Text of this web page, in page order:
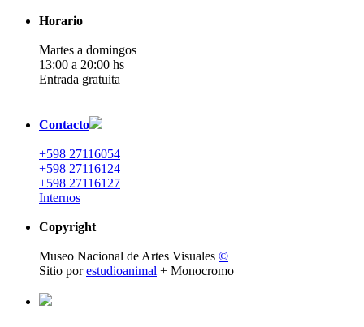
Horario
Martes a domingos
13:00 a 20:00 hs
Entrada gratuita
Contacto
+598 27116054
+598 27116124
+598 27116127
Internos
Copyright
Museo Nacional de Artes Visuales ©
Sitio porestudioanimal + Monocromo